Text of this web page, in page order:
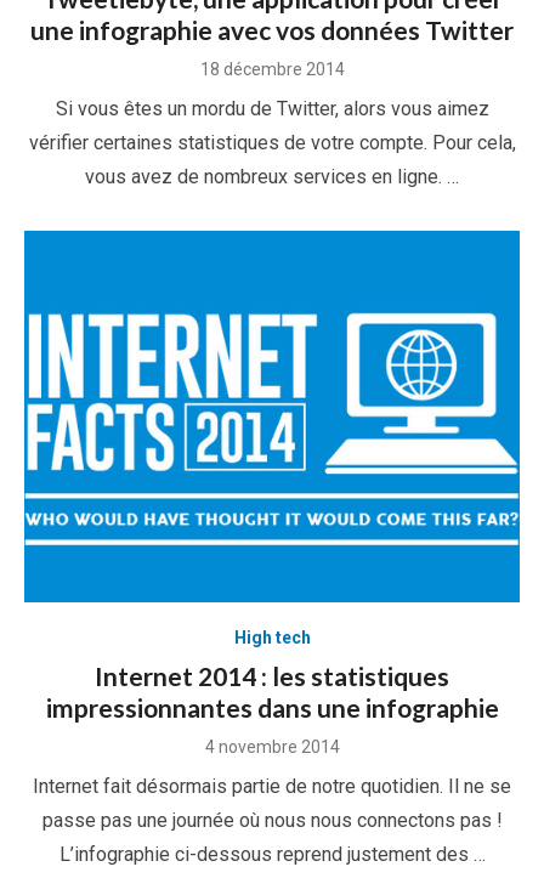
une infographie avec vos données Twitter
Posted
18 décembre 2014
Si vous êtes un mordu de Twitter, alors vous aimez
vérifier certaines statistiques de votre compte. Pour cela,
vous avez de nombreux services en ligne. …
High tech
Internet 2014 : les statistiques
impressionnantes dans une infographie
Posted
4 novembre 2014
Internet fait désormais partie de notre quotidien. Il ne se
passe pas une journée où nous nous connectons pas !
L’infographie ci-dessous reprend justement des …